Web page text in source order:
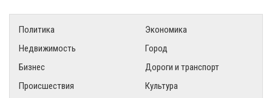
Политика
Экономика
Недвижимость
Город
Бизнес
Дороги и транспорт
Происшествия
Культура